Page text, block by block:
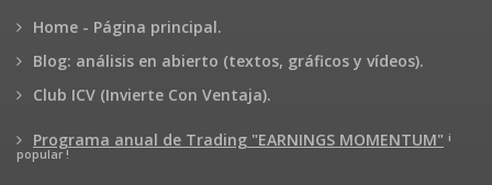
Home - Página principal.
Blog: análisis en abierto (textos, gráficos y vídeos).
Club ICV (Invierte Con Ventaja).
Programa anual de Trading "EARNINGS MOMENTUM" ¡
popular !